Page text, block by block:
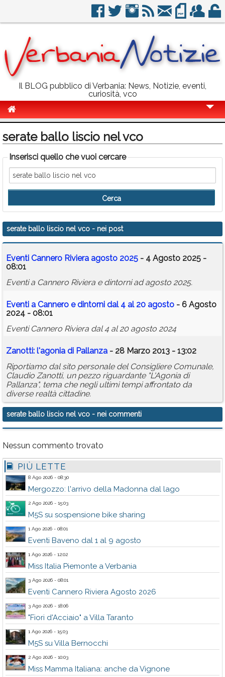
Il BLOG pubblico di Verbania: News, Notizie, eventi,
curiosità, vco
Politica
Sport
Eventi
Info Utili
Rubriche
Calendario
Annunci
serate ballo liscio nel vco
Inserisci quello che vuoi cercare
serate ballo liscio nel vco - nei post
Eventi Cannero Riviera agosto 2025 - 4 Agosto 2025 -
08:01
Eventi a Cannero Riviera e dintorni ad agosto 2025.
Eventi a Cannero e dintorni dal 4 al 20 agosto - 6 Agosto
2024 - 08:01
Eventi Cannero Riviera dal 4 al 20 agosto 2024
Zanotti: l'agonia di Pallanza - 28 Marzo 2013 - 13:02
Riportiamo dal sito personale del Consigliere Comunale,
Claudio Zanotti, un pezzo riguardante "L'Agonia di
Pallanza", tema che negli ultimi tempi affrontato da
diverse realtà cittadine.
serate ballo liscio nel vco - nei commenti
Nessun commento trovato
PIÙ LETTE
8 Ago 2026 - 08:30
Mergozzo: l'arrivo della Madonna dal lago
2 Ago 2026 - 15:03
M5S su sospensione bike sharing
1 Ago 2026 - 08:01
Eventi Baveno dal 1 al 9 agosto
1 Ago 2026 - 12:02
Miss Italia Piemonte a Verbania
3 Ago 2026 - 08:01
Eventi Cannero Riviera Agosto 2026
3 Ago 2026 - 18:06
"Fiori d'Acciaio" a Villa Taranto
1 Ago 2026 - 15:03
M5S su Villa Bernocchi
2 Ago 2026 - 10:03
Miss Mamma Italiana: anche da Vignone